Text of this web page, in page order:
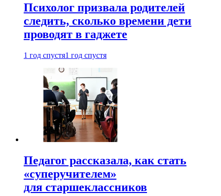
Психолог призвала родителей
следить, сколько времени дети
проводят в гаджете
1 год спустя1 год спустя
Педагог рассказала, как стать
«суперучителем»
для старшеклассников